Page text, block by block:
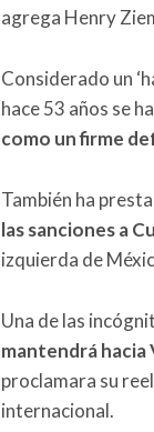
agrega Henry
Considerado un
hace 53 años se
como un firme
También ha
las sanciones a
izquierda de
Una de las
mantendrá hacia
proclamara su
internacional.